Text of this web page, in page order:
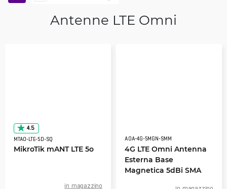
Antenne LTE Omni
4.5
MTAO-LTE-5D-SQ
MikroTik mANT LTE 5o
in magazzino
AOA-4G-5MGN-SMM
4G LTE Omni Antenna
Esterna Base
Magnetica 5dBi SMA